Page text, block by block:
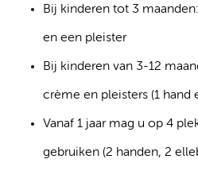
Bij kinderen tot 3
en een pleister
Bij kinderen van 3-12
crème en pleisters (1 hand
Vanaf 1 jaar mag u op 4
gebruiken (2 handen, 2